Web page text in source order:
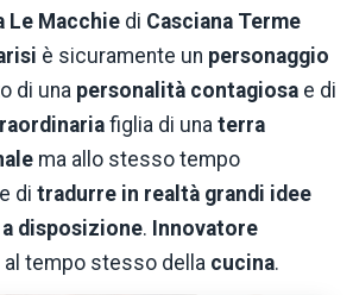
Le Macchie di Casciana Terme
è sicuramente un personaggio
di una personalità contagiosa e di
figlia di una terra
ma allo stesso tempo
di tradurre in realtà grandi idee
disposizione. Innovatore
al tempo stesso della cucina.